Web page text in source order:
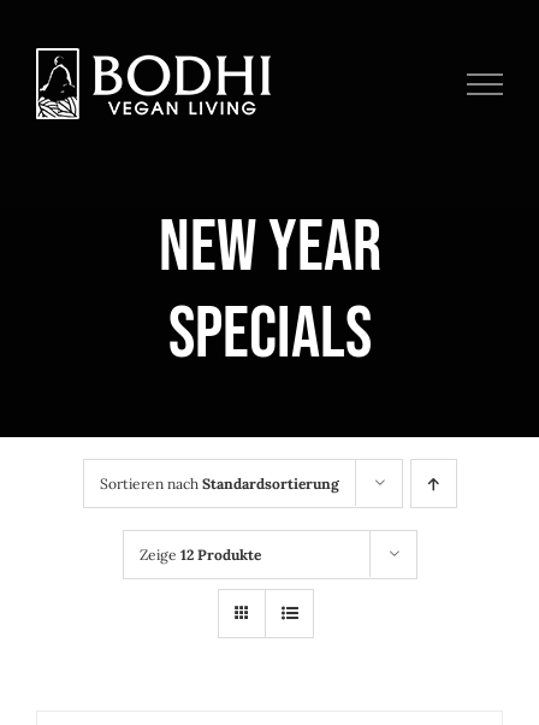
Inhalt
springen
NEW YEAR
SPECIALS
Sortieren nach Standardsortierung
Zeige 12 Produkte